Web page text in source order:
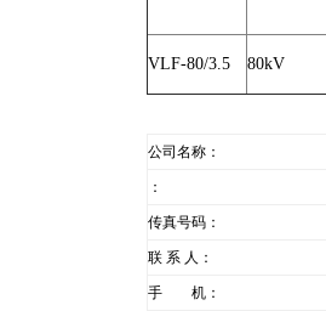
VLF-80/3.5 80kV
公司名称：
：
传真号码：
联 系 人：
手 机：